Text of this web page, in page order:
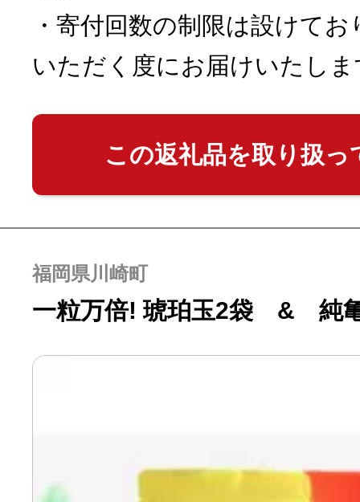
・寄付回数の制限は設けて
いただく度にお届けいたしま
この返礼品を取り扱っ
福岡県川崎町
一粒万倍! 琥珀玉2袋 & 純